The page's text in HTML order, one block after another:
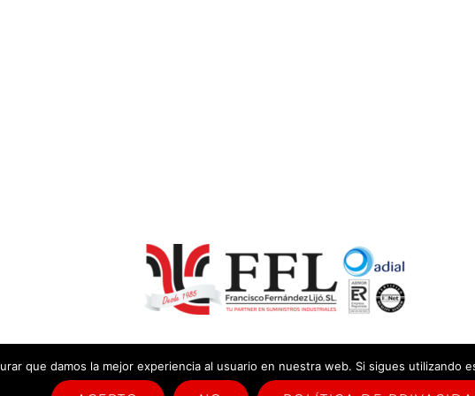
|Política sistema de gestión
que damos la mejor experiencia al usuario en nuestra web. Si sigues utilizando